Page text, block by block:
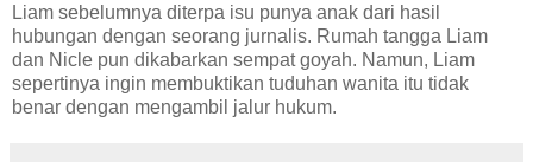
Liam sebelumnya diterpa isu punya anak dari hasil
hubungan dengan seorang jurnalis. Rumah tangga Liam
dan Nicle pun dikabarkan sempat goyah. Namun, Liam
sepertinya ingin membuktikan tuduhan wanita itu tidak
benar dengan mengambil jalur hukum.